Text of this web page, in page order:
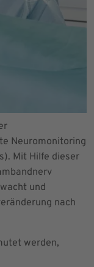
Neuromonitoring
Mit Hilfe dieser
und
nach
werden,